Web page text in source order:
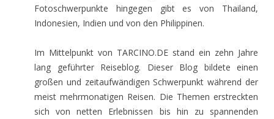
Fotoschwerpunkte hingegen gibt es von Thailand,
Indonesien, Indien und von den Philippinen.
Im Mittelpunkt von TARCINO.DE stand ein zehn Jahre
lang geführter Reiseblog. Dieser Blog bildete einen
großen und zeitaufwändigen Schwerpunkt während der
meist mehrmonatigen Reisen. Die Themen erstreckten
sich von netten Erlebnissen bis hin zu spannenden